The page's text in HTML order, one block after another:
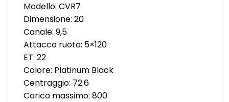
Modello: CVR7
Dimensione: 20
Canale: 9,5
Attacco ruota: 5×120
ET: 22
Colore: Platinum Black
Centraggio: 72.6
Carico massimo: 800